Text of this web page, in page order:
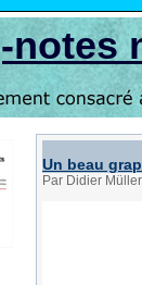
notes
Un beau
Par Didier